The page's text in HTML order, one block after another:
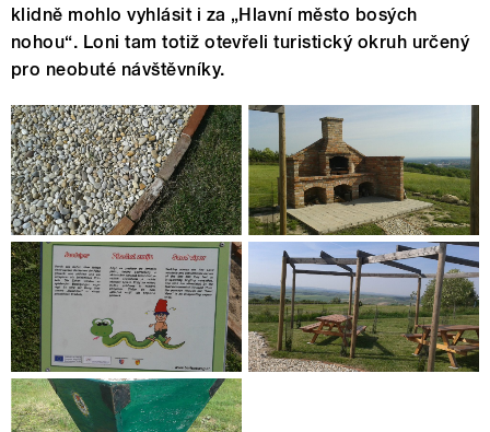
klidně mohlo vyhlásit i za „Hlavní město bosých
nohou“. Loni tam totiž otevřeli turistický okruh určený
pro neobuté návštěvníky.